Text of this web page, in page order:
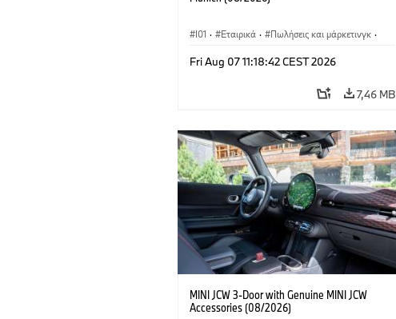
I01 · Εταιρικά · Πωλήσεις και μάρκετινγκ ·
BMW i
Fri Aug 07 11:18:42 CEST 2026
7,46 MB
MINI JCW 3-Door with Genuine MINI JCW
Accessories (08/2026)